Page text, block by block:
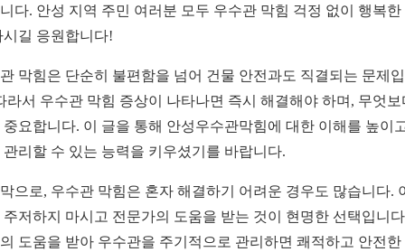
다. 안성 지역 주민 여러분 모두 우수관 막힘 걱정 없이 행복한
시길 응원합니다!
막힘은 단순히 불편함을 넘어 건물 안전과도 직결되는 문제
라서 우수관 막힘 증상이 나타나면 즉시 해결해야 하며, 무엇보
중요합니다. 이 글을 통해 안성우수관막힘에 대한 이해를 높이
관리할 수 있는 능력을 키우셨기를 바랍니다.
으로, 우수관 막힘은 혼자 해결하기 어려운 경우도 많습니다.
주저하지 마시고 전문가의 도움을 받는 것이 현명한 선택입니
도움을 받아 우수관을 주기적으로 관리하면 쾌적하고 안전한